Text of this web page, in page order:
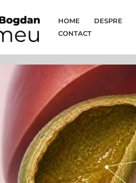
HOME DESPRE
CONTACT